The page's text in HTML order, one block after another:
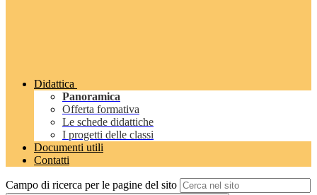
Didattica
Panoramica
Offerta formativa
Le schede didattiche
I progetti delle classi
Documenti utili
Contatti
Campo di ricerca per le pagine del sito